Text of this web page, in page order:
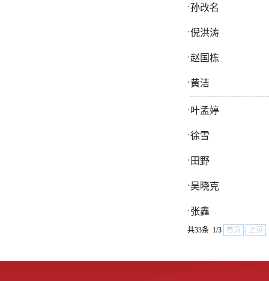
·孙改名
·倪洪涛
·赵国栋
·黄洁
·​叶孟婷
·徐雪
·田野
·吴晓克
·张鑫
共33条 1/3 首页 上页